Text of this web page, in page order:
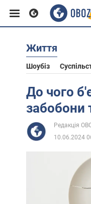
ЄвропаЖиття
Шоубіз
До чого
забобони
Редакція
10.06.2024